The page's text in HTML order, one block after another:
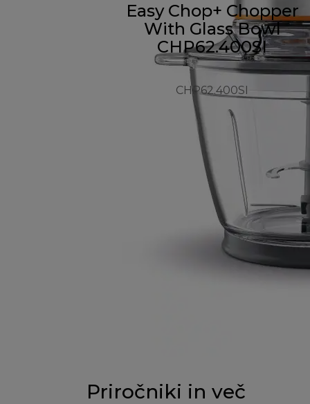
Easy Chop+ Chopper
With Glass Bowl
CHP62.400SI
CHP62.400SI
Priročniki in več